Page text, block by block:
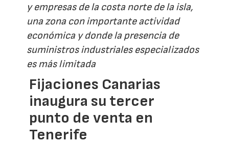
y empresas de la costa norte de la isla,
una zona con importante actividad
económica y donde la presencia de
suministros industriales especializados
es más limitada
Fijaciones Canarias
inaugura su tercer
punto de venta en
Tenerife